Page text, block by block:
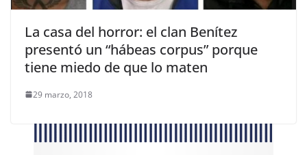
La casa del horror: el clan Benítez
presentó un “hábeas corpus” porque
tiene miedo de que lo maten
29 marzo, 2018